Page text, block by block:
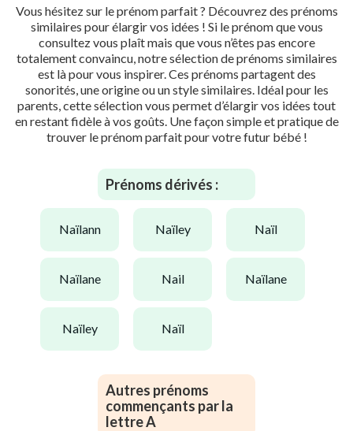
Vous hésitez sur le prénom parfait ? Découvrez des prénoms
similaires pour élargir vos idées ! Si le prénom que vous
consultez vous plaît mais que vous n’êtes pas encore
totalement convaincu, notre sélection de prénoms similaires
est là pour vous inspirer. Ces prénoms partagent des
sonorités, une origine ou un style similaires. Idéal pour les
parents, cette sélection vous permet d’élargir vos idées tout
en restant fidèle à vos goûts. Une façon simple et pratique de
trouver le prénom parfait pour votre futur bébé !
Prénoms dérivés :
naïlann naïley naïl
naïlane nail naïlane
naïley naïl
Autres prénoms
commençants par la
lettre A